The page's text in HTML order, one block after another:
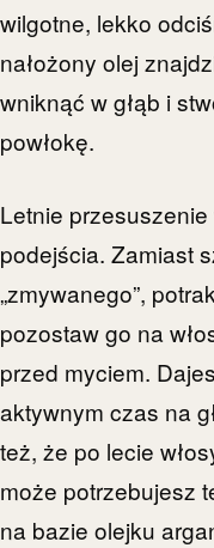
wilgotne, lekko
nałożony olej
wniknąć w głąb i
powłokę.
Letnie
podejścia. Zamiast
„zmywanego”,
pozostaw go na
przed myciem.
aktywnym czas na
też, że po lecie
może potrzebujesz
na bazie olejku